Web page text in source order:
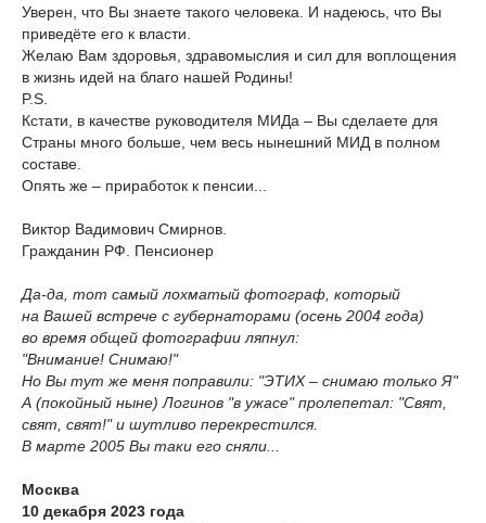
Уверен, что Вы знаете такого человека. И надеюсь, что Вы
приведёте его к власти.
Желаю Вам здоровья, здравомыслия и сил для воплощения
в жизнь идей на благо нашей Родины!
P.S.
Кстати, в качестве руководителя МИДа – Вы сделаете для
Страны много больше, чем весь нынешний МИД в полном
составе.
Опять же – приработок к пенсии...
Виктор Вадимович Смирнов.
Гражданин РФ. Пенсионер
Да-да, тот самый лохматый фотограф, который
на Вашей встрече с губернаторами (осень 2004 года)
во время общей фотографии ляпнул:
"Внимание! Снимаю!"
Но Вы тут же меня поправили: "ЭТИХ – снимаю только Я"
А (покойный ныне) Логинов "в ужасе" пролепетал: "Свят,
свят, свят!" и шутливо перекрестился.
В марте 2005 Вы таки его сняли...
Москва
10 декабря 2023 года